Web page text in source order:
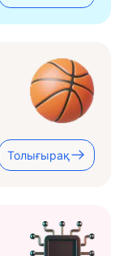
Толығырақ